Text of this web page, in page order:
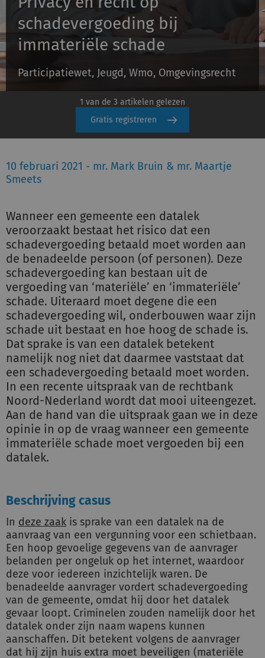
Inloggen
Registreren
schadevergoeding bij
immateriële schade
Participatiewet, Jeugd, Wmo, Omgevingsrecht
1 van de 3 artikelen gelezen
Gratis registreren
10 februari 2021 - mr. Mark Bruin & mr. Maartje
Smeets
Wanneer een gemeente een datalek
veroorzaakt bestaat het risico dat een
schadevergoeding betaald moet worden aan
de benadeelde persoon (of personen). Deze
schadevergoeding kan bestaan uit de
vergoeding van ‘materiële’ en ‘immateriële’
schade. Uiteraard moet degene die een
schadevergoeding wil, onderbouwen waar zijn
schade uit bestaat en hoe hoog de schade is.
Dat sprake is van een datalek betekent
namelijk nog niet dat daarmee vaststaat dat
een schadevergoeding betaald moet worden.
In een recente uitspraak van de rechtbank
Noord-Nederland wordt dat mooi uiteengezet.
Aan de hand van die uitspraak gaan we in deze
opinie in op de vraag wanneer een gemeente
immateriële schade moet vergoeden bij een
datalek.
Beschrijving casus
In deze zaak is sprake van een datalek na de
aanvraag van een vergunning voor een schietbaan.
Een hoop gevoelige gegevens van de aanvrager
belanden per ongeluk op het internet, waardoor
deze voor iedereen inzichtelijk waren. De
benadeelde aanvrager vordert schadevergoeding
van de gemeente, omdat hij door het datalek
gevaar loopt. Criminelen zouden namelijk door het
datalek onder zijn naam wapens kunnen
aanschaffen. Dit betekent volgens de aanvrager
dat hij zijn huis extra moet beveiligen (materiële